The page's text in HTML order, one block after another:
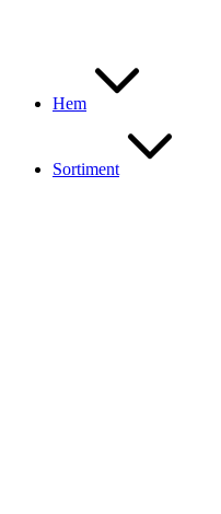
Hem
Sortiment